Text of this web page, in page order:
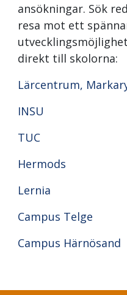
ansökningar. Sök
resa mot ett
direkt till skolorna:
Lärcentrum,
INSU
TUC
Hermods
Lernia
Campus Telge
Campus Härnösand